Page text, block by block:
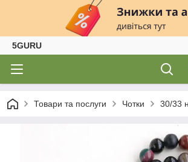
5GURU
Товари та послуги Чотки 30/33